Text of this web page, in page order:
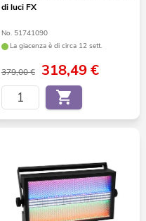
di luci FX
No. 51741090
La giacenza è di circa 12 sett.
379,00 € 318,49€